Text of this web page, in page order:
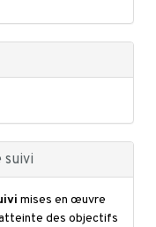
suivi
mises en œuvre
des objectifs